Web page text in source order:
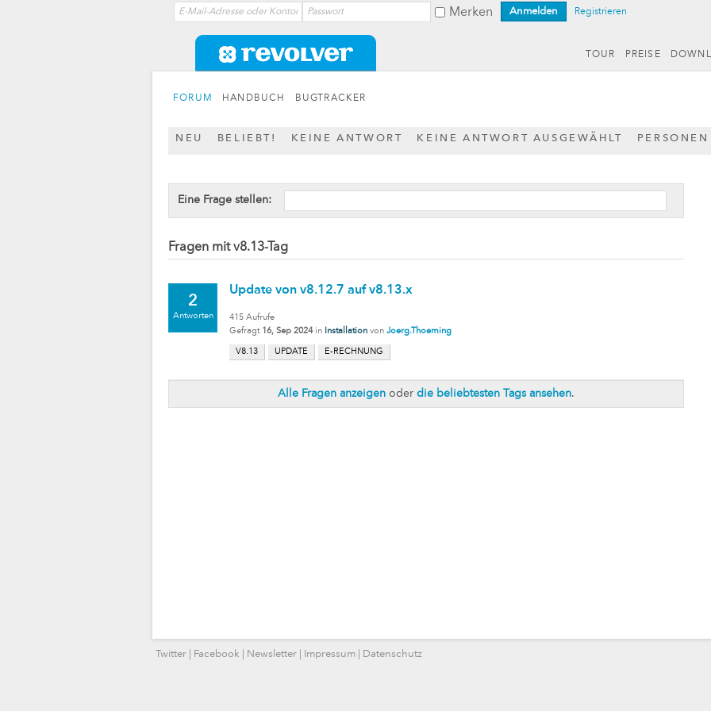
Merken Registrieren
TOUR PREISE
FORUM HANDBUCH BUGTRACKER
NEU BELIEBT! KEINE ANTWORT KEINE ANTWORT AUSGEWÄHLT PERSONEN
Eine Frage stellen:
Fragen mit v8.13-Tag
2
Antworten
Update von v8.12.7 auf v8.13.x
415 Aufrufe
Gefragt 16, Sep 2024 in Installation von Joerg.Thoeming
V8.13 UPDATE E-RECHNUNG
Alle Fragen anzeigen oder die beliebtesten Tags ansehen.
Twitter Facebook Newsletter Impressum Datenschutz